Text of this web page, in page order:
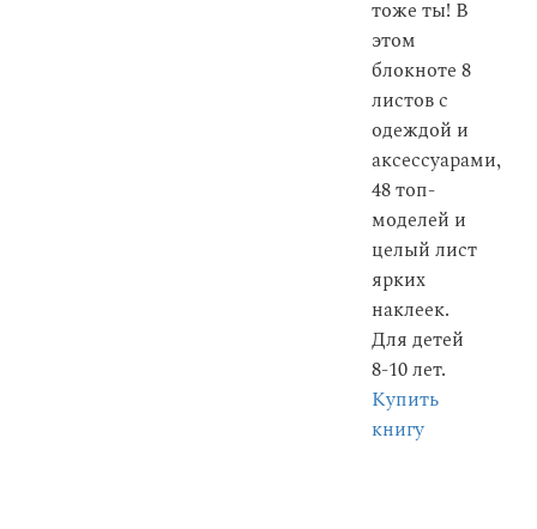
тоже ты! В
этом
блокноте 8
листов с
одеждой и
аксессуарами,
48 топ-
моделей и
целый лист
ярких
наклеек.
Для детей
8-10 лет.
Купить
книгу